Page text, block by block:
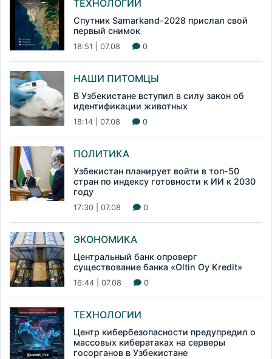
ТЕХНОЛОГИИ
Спутник Samarkand-2028 прислал свой
первый снимок
18:51 | 07.08 0
НАШИ ПИТОМЦЫ
В Узбекистане вступил в силу закон об
идентификации животных
18:14 | 07.08 0
ПОЛИТИКА
Узбекистан планирует войти в топ-50
стран по индексу готовности к ИИ к 2030
году
17:30 | 07.08 0
ЭКОНОМИКА
Центральный банк опроверг
существование банка «Oltin Oy Kredit»
16:44 | 07.08 0
ТЕХНОЛОГИИ
Центр кибербезопасности предупредил о
массовых кибератаках на серверы
госорганов в Узбекистане